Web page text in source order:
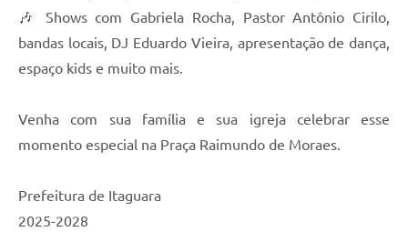
🎶 Shows com Gabriela Rocha, Pastor Antônio Cirilo,
bandas locais, DJ Eduardo Vieira, apresentação de dança,
espaço kids e muito mais.
Venha com sua família e sua igreja celebrar esse
momento especial na Praça Raimundo de Moraes.
Prefeitura de Itaguara
2025-2028